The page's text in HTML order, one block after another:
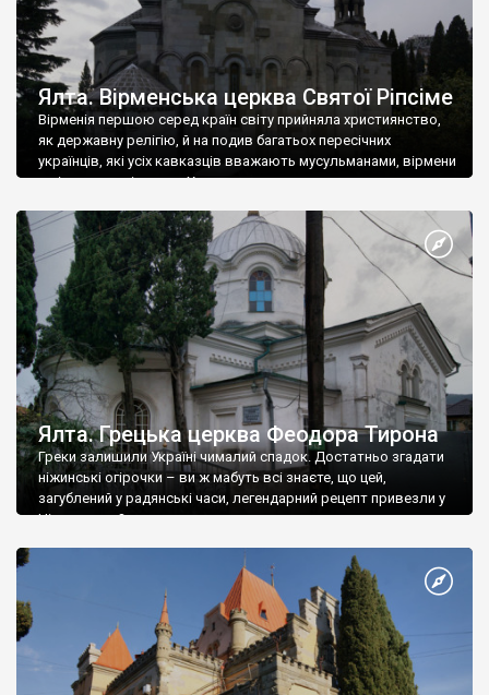
Ялта. Вірменська церква Святої Ріпсіме
Вірменія першою серед країн світу прийняла християнство,
як державну релігію, й на подив багатьох пересічних
українців, які усіх кавказців вважають мусульманами, вірмени
є відданими вірянами Христа
Ялта. Грецька церква Феодора Тирона
Греки залишили Україні чималий спадок. Достатньо згадати
ніжинські огірочки – ви ж мабуть всі знаєте, що цей,
загублений у радянські часи, легендарний рецепт привезли у
Ніжин греки?